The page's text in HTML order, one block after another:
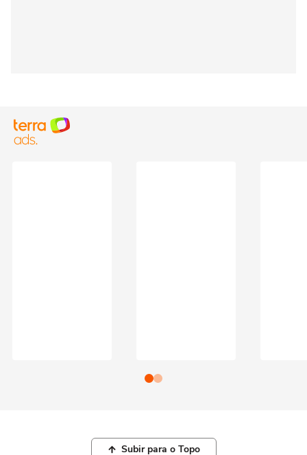
Subir para o Topo